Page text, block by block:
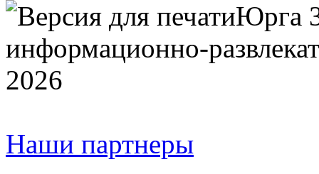
Юрга
информационно-
2026
Наши партнеры